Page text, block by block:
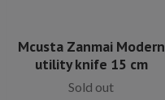
Mcusta Zanmai Modern
utility knife 15 cm
Sold out